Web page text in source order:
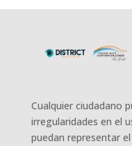
Cualquier ciudadano
irregularidades en el
puedan representar